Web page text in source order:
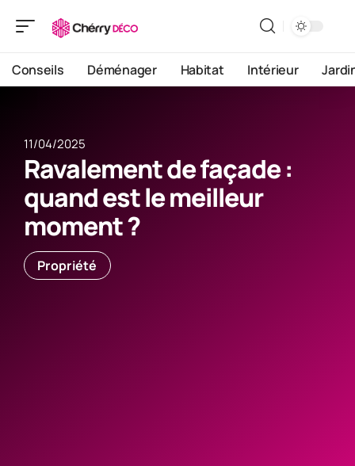
Conseils Déménager Habitat Intérieur
11/04/2025
Ravalement de façade :
quand est le meilleur
moment ?
Propriété